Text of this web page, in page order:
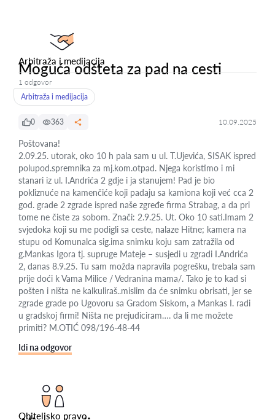
Arbitraža i medijacija
Moguća odšteta za pad na cesti
1 odgovor
Arbitraža i medijacija
0 363 10.09.2025
Poštovana!
2.09.25. utorak, oko 10 h pala sam u ul. T.Ujevića, SISAK ispred
polupod.spremnika za mj.kom.otpad. Njega koristimo i mi
stanari iz ul. I.Andrića 2 gdje i ja stanujem! Pad je bio
pokliznuće na kamenčiće koji padaju sa kamiona koji već cca 2
god. grade 2 zgrade ispred naše zgređe firma Strabag, a da pri
tome ne čiste za sobom. Znači: 2.9.25. Ut. Oko 10 sati.Imam 2
svjedoka koji su me podigli sa ceste, nalaze Hitne; kamera na
stupu od Komunalca sig.ima snimku koju sam zatražila od
g.Mankas Igora tj. supruge Mateje – susjedi u zgradi I.Andrića
2, danas 8.9.25. Tu sam možda napravila pogrešku, trebala sam
prije doći k Vama Milice / Vedranina mama/. Tako je to kad si
pošten i ništa ne kalkuliraš..mislim da će snimku obrisati, jer se
zgrade grade po Ugovoru sa Gradom Siskom, a Mankas I. radi
u gradskoj firmi! Ništa ne prejudiciram…. da li me možete
primiti? M.OTIĆ 098/196-48-44
Idi na odgovor
Obiteljsko pravo